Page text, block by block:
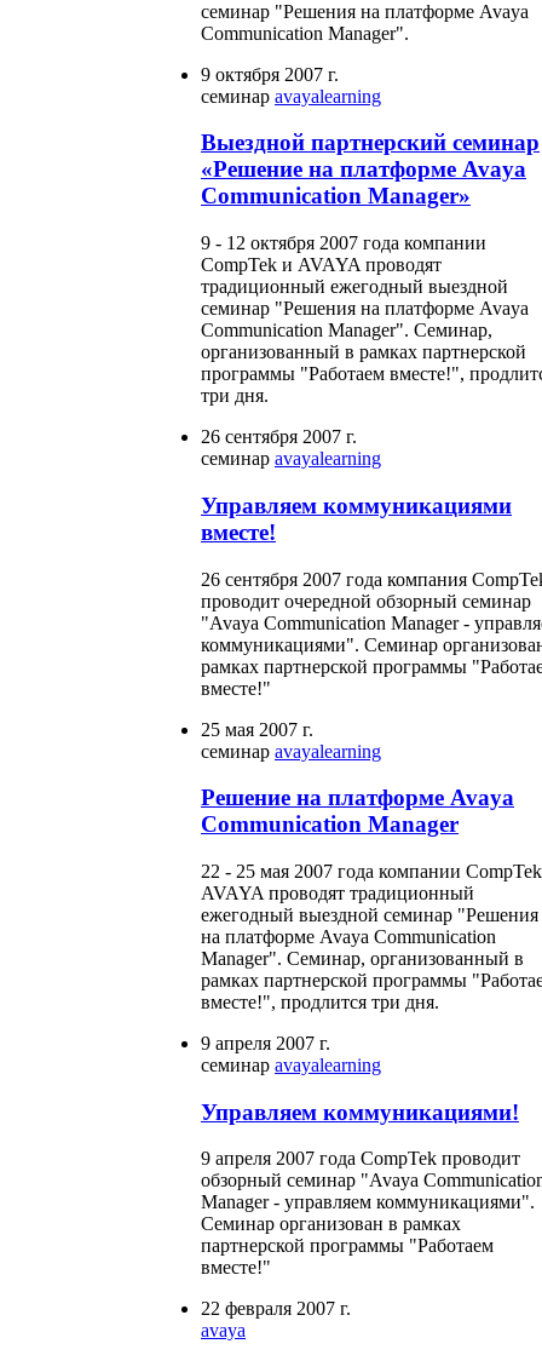
семинар "Решения на платформе Avaya
Communication Manager".
9 октября 2007 г.
семинар avayalearning
Выездной партнерский семинар
«Решение на платформе Avaya
Communication Manager»
9 - 12 октября 2007 года компании
CompTek и AVAYA проводят
традиционный ежегодный выездной
семинар "Решения на платформе Avaya
Communication Manager". Семинар,
организованный в рамках партнерской
программы "Работаем вместе!",
три дня.
26 сентября 2007 г.
семинар avayalearning
Управляем коммуникациями
вместе!
26 сентября 2007 года компания
проводит очередной обзорный семинар
"Avaya Communication Manager -
коммуникациями". Семинар
рамках партнерской программы
вместе!"
25 мая 2007 г.
семинар avayalearning
Решение на платформе Avaya
Communication Manager
22 - 25 мая 2007 года компании
AVAYA проводят традиционный
ежегодный выездной семинар "Решения
на платформе Avaya Communication
Manager". Семинар, организованный в
рамках партнерской программы
вместе!", продлится три дня.
9 апреля 2007 г.
семинар avayalearning
Управляем коммуникациями!
9 апреля 2007 года CompTek проводит
обзорный семинар "Avaya
Manager - управляем коммуникациями".
Семинар организован в рамках
партнерской программы "Работаем
вместе!"
22 февраля 2007 г.
avaya